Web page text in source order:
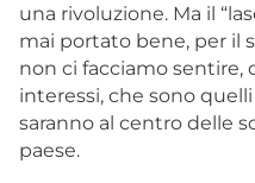
una rivoluzione. Ma il
mai portato bene, per il
non ci facciamo
interessi, che sono
saranno al centro delle
paese.